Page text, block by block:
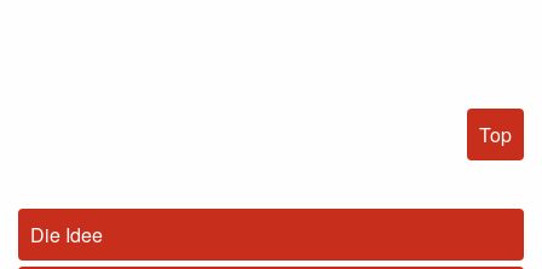
Top
Die Idee